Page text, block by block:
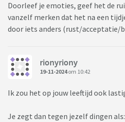
Doorleef je emoties, geef het de
vanzelf merken dat het na een
door iets anders (rust/acceptatie/
rionyriony
19-11-2024om 10:42
Ik zou het op jouw leeftijd ook
Je zegt dan tegen jezelf dingen